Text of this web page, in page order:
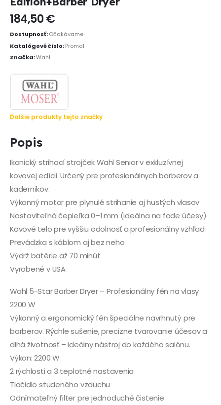
184,50€
Dostupnosť:Očakávame
Katalógové číslo:Promo1
Značka:Wahl
Ďalšie produkty tejto značky
Popis
Ikonický strihací strojček Wahl Senior v exkluzívnej
kovovej edícii. Určený pre profesionálnych barberov a
kaderníkov.
Výkonný motor pre plynulé strihanie aj hustých vlasov
Nastaviteľná čepieľka 0–1 mm (ideálna na fade účesy)
Kovové telo pre vyššiu odolnosť a profesionálny vzhľad
Prevádzka s káblom aj bez neho
Výdrž batérie až 70 minút
Vyrobené v USA
Wahl 5-Star Barber Dryer – Profesionálny fén na vlasy
2200 W
Výkonný a ergonomický fén špeciálne navrhnutý pre
barberov. Rýchle sušenie, precízne tvarovanie účesov a
dlhá životnosť – ideálny nástroj do každého salónu.
Výkon: 2200 W
2 rýchlosti a 3 teplotné nastavenia
Tlačidlo studeného vzduchu
Odnímateľný filter pre jednoduché čistenie